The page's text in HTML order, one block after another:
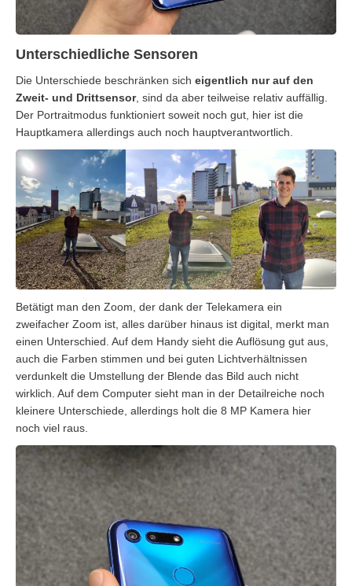
Unterschiedliche Sensoren
Die Unterschiede beschränken sich eigentlich nur auf den
Zweit- und Drittsensor, sind da aber teilweise relativ auffällig.
Der Portraitmodus funktioniert soweit noch gut, hier ist die
Hauptkamera allerdings auch noch hauptverantwortlich.
Betätigt man den Zoom, der dank der Telekamera ein
zweifacher Zoom ist, alles darüber hinaus ist digital, merkt man
einen Unterschied. Auf dem Handy sieht die Auflösung gut aus,
auch die Farben stimmen und bei guten Lichtverhältnissen
verdunkelt die Umstellung der Blende das Bild auch nicht
wirklich. Auf dem Computer sieht man in der Detailreiche noch
kleinere Unterschiede, allerdings holt die 8 MP Kamera hier
noch viel raus.